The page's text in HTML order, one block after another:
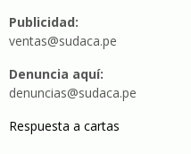
Publicidad:
ventas@sudaca.pe
Denuncia aquí:
denuncias@sudaca.pe
Respuesta a cartas